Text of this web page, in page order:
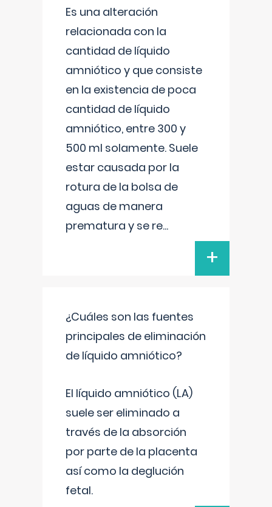
Es una alteración
relacionada con la
cantidad de líquido
amniótico y que consiste
en la existencia de poca
cantidad de líquido
amniótico, entre 300 y
500 ml solamente. Suele
estar causada por la
rotura de la bolsa de
aguas de manera
prematura y se re...
+
¿Cuáles son las fuentes
principales de eliminación
de líquido amniótico?
El líquido amniótico (LA)
suele ser eliminado a
través de la absorción
por parte de la placenta
así como la deglución
fetal.